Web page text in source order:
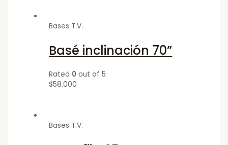
Bases T.V.
Basé inclinación 70”
Rated 0 out of 5
$58.000
Bases T.V.